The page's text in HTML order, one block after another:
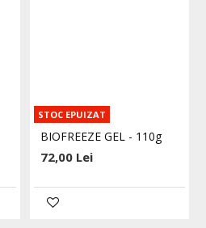
STOC EPUIZAT
BIOFREEZE GEL - 110g
72,00 Lei